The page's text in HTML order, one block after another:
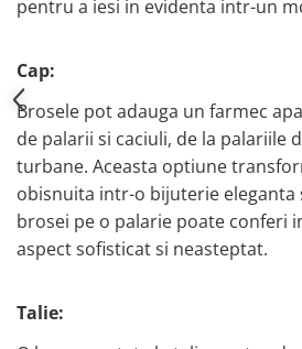
pentru a iesi in evidenta intr-un
Cap:
Brosele pot adauga un farmec
de palarii si caciuli, de la palariile
turbane. Aceasta optiune
obisnuita intr-o bijuterie eleganta
brosei pe o palarie poate conferi
aspect sofisticat si neasteptat.
Talie: